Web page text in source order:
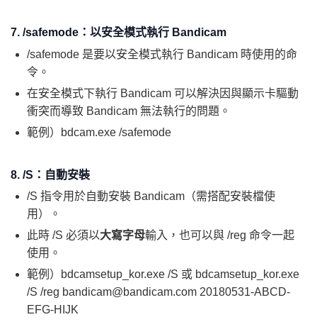
7. /safemode：以安全模式執行 Bandicam
/safemode 是要以安全模式執行 Bandicam 時使用的命
令。
在安全模式下執行 Bandicam 可以解決因與顯示卡驅動
衝突而導致 Bandicam 無法執行的問題。
範例）bdcam.exe /safemode
8. /S：自動安裝
/S 指令用於自動安裝 Bandicam（需搭配安裝檔使
用）。
此時 /S 必須以大寫字母輸入，也可以與 /reg 命令一起
使用。
範例）bdcamsetup_kor.exe /S 或 bdcamsetup_kor.exe
/S /reg bandicam@bandicam.com 20180531-ABCD-
EFG-HIJK